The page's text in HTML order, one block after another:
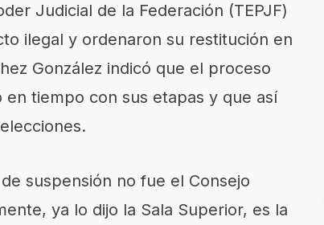
Judicial de la Federación (TEPJF)
ilegal y ordenaron su restitución en
González indicó que el proceso
tiempo con sus etapas y que así
suspensión no fue el Consejo
ya lo dijo la Sala Superior, es la